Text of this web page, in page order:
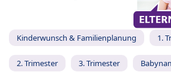
Kinderwunsch & Familienplanung 1.
2. Trimester 3. Trimester